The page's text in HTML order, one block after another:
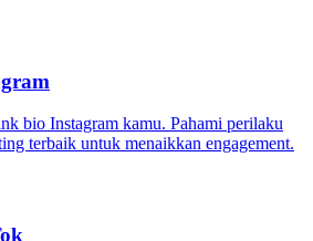
bio Instagram kamu. Pahami perilaku
terbaik untuk menaikkan engagement.